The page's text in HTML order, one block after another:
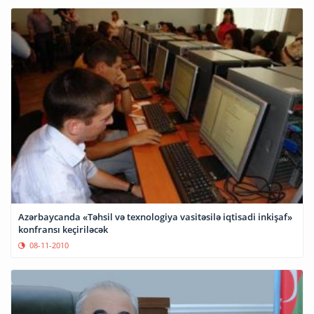
Azərbaycanda «Təhsil və texnologiya vasitəsilə iqtisadi inkişaf»
konfransı keçiriləcək
08-11-2010